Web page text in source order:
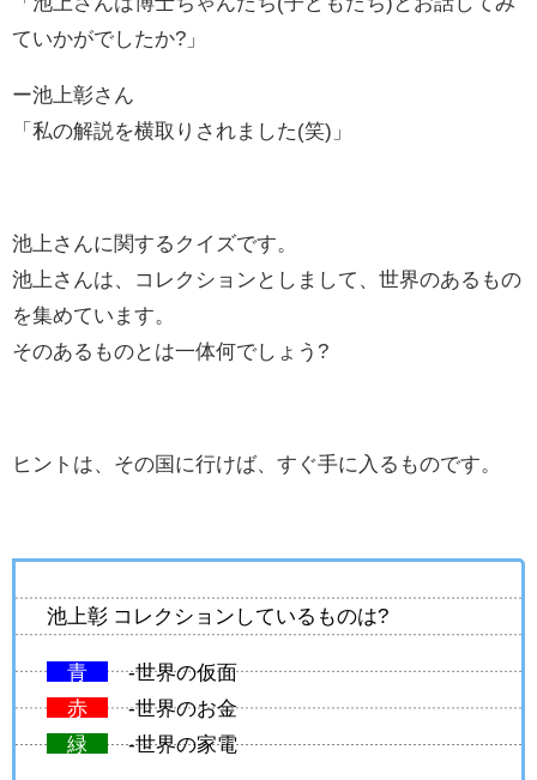
ていかがでしたか?」
ー池上彰さん
「私の解説を横取りされました(笑)」
池上さんに関するクイズです。
池上さんは、コレクションとしまして、世界のあるもの
を集めています。
そのあるものとは一体何でしょう?
ヒントは、その国に行けば、すぐ手に入るものです。
池上彰 コレクションしているものは?
青
-世界の仮面
赤
-世界のお金
緑
-世界の家電